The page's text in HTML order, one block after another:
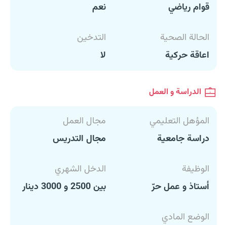
قوام رياضي
نعم
الحالة الصحية
اعاقة حركية
التدخين
لا
الدراسة و العمل
المؤهل التعليمي
دراسة جامعية
مجال العمل
مجال التدريس
الوظيفة
أستاذ و عمل حرّ
الدخل الشهري
بين 2500 و 3000 دينار
الوضع المادي